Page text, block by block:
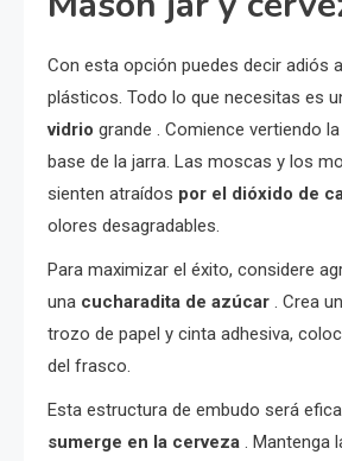
Con esta opción puedes decir adiós
plásticos. Todo lo que necesitas es
vidrio grande . Comience vertiendo
base de la jarra. Las moscas y los
sienten atraídos por el dióxido de
olores desagradables.
Para maximizar el éxito, considere
una cucharadita de azúcar . Crea
trozo de papel y cinta adhesiva,
del frasco.
Esta estructura de embudo será
sumerge en la cerveza . Mantenga